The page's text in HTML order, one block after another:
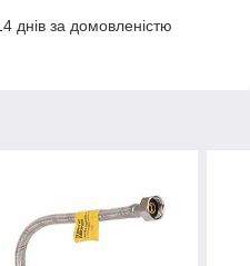
днів за домовленістю